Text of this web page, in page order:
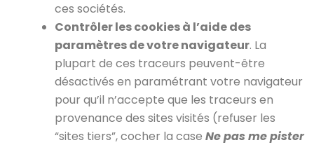
ces sociétés.
Contrôler les cookies à l’aide des
paramètres de votre navigateur. La
plupart de ces traceurs peuvent-être
désactivés en paramétrant votre navigateur
pour qu’il n’accepte que les traceurs en
provenance des sites visités (refuser les
“sites tiers”, cocher la case Ne pas me pister